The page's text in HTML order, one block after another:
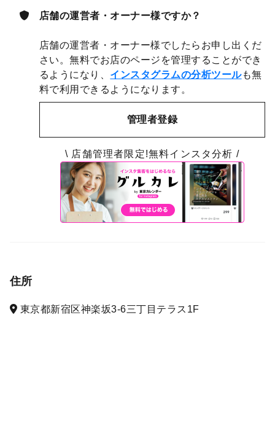
店舗の運営者・オーナー様ですか？
店舗の運営者・オーナー様でしたらお申し出くだ
さい。無料でお店のページを管理することができ
るようになり、 インスタグラムの分析ツールも無
料で利用できるようになります。
管理者登録
\ 店舗管理者限定!無料インスタ分析 /
住所
東京都新宿区神楽坂3-6三丁目テラス1F